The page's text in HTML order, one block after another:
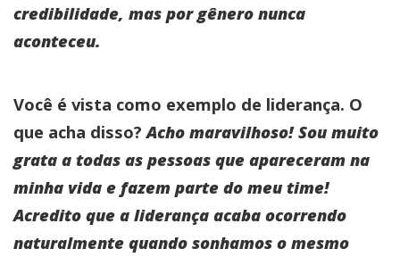
credibilidade, mas por gênero nunca
aconteceu.
Você é vista como exemplo de liderança. O
que acha disso? Acho maravilhoso! Sou muito
grata a todas as pessoas que apareceram na
minha vida e fazem parte do meu time!
Acredito que a liderança acaba ocorrendo
naturalmente quando sonhamos o mesmo